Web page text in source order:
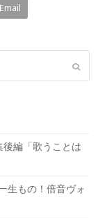
Email
編「歌うことは
生もの！倍音ヴォ